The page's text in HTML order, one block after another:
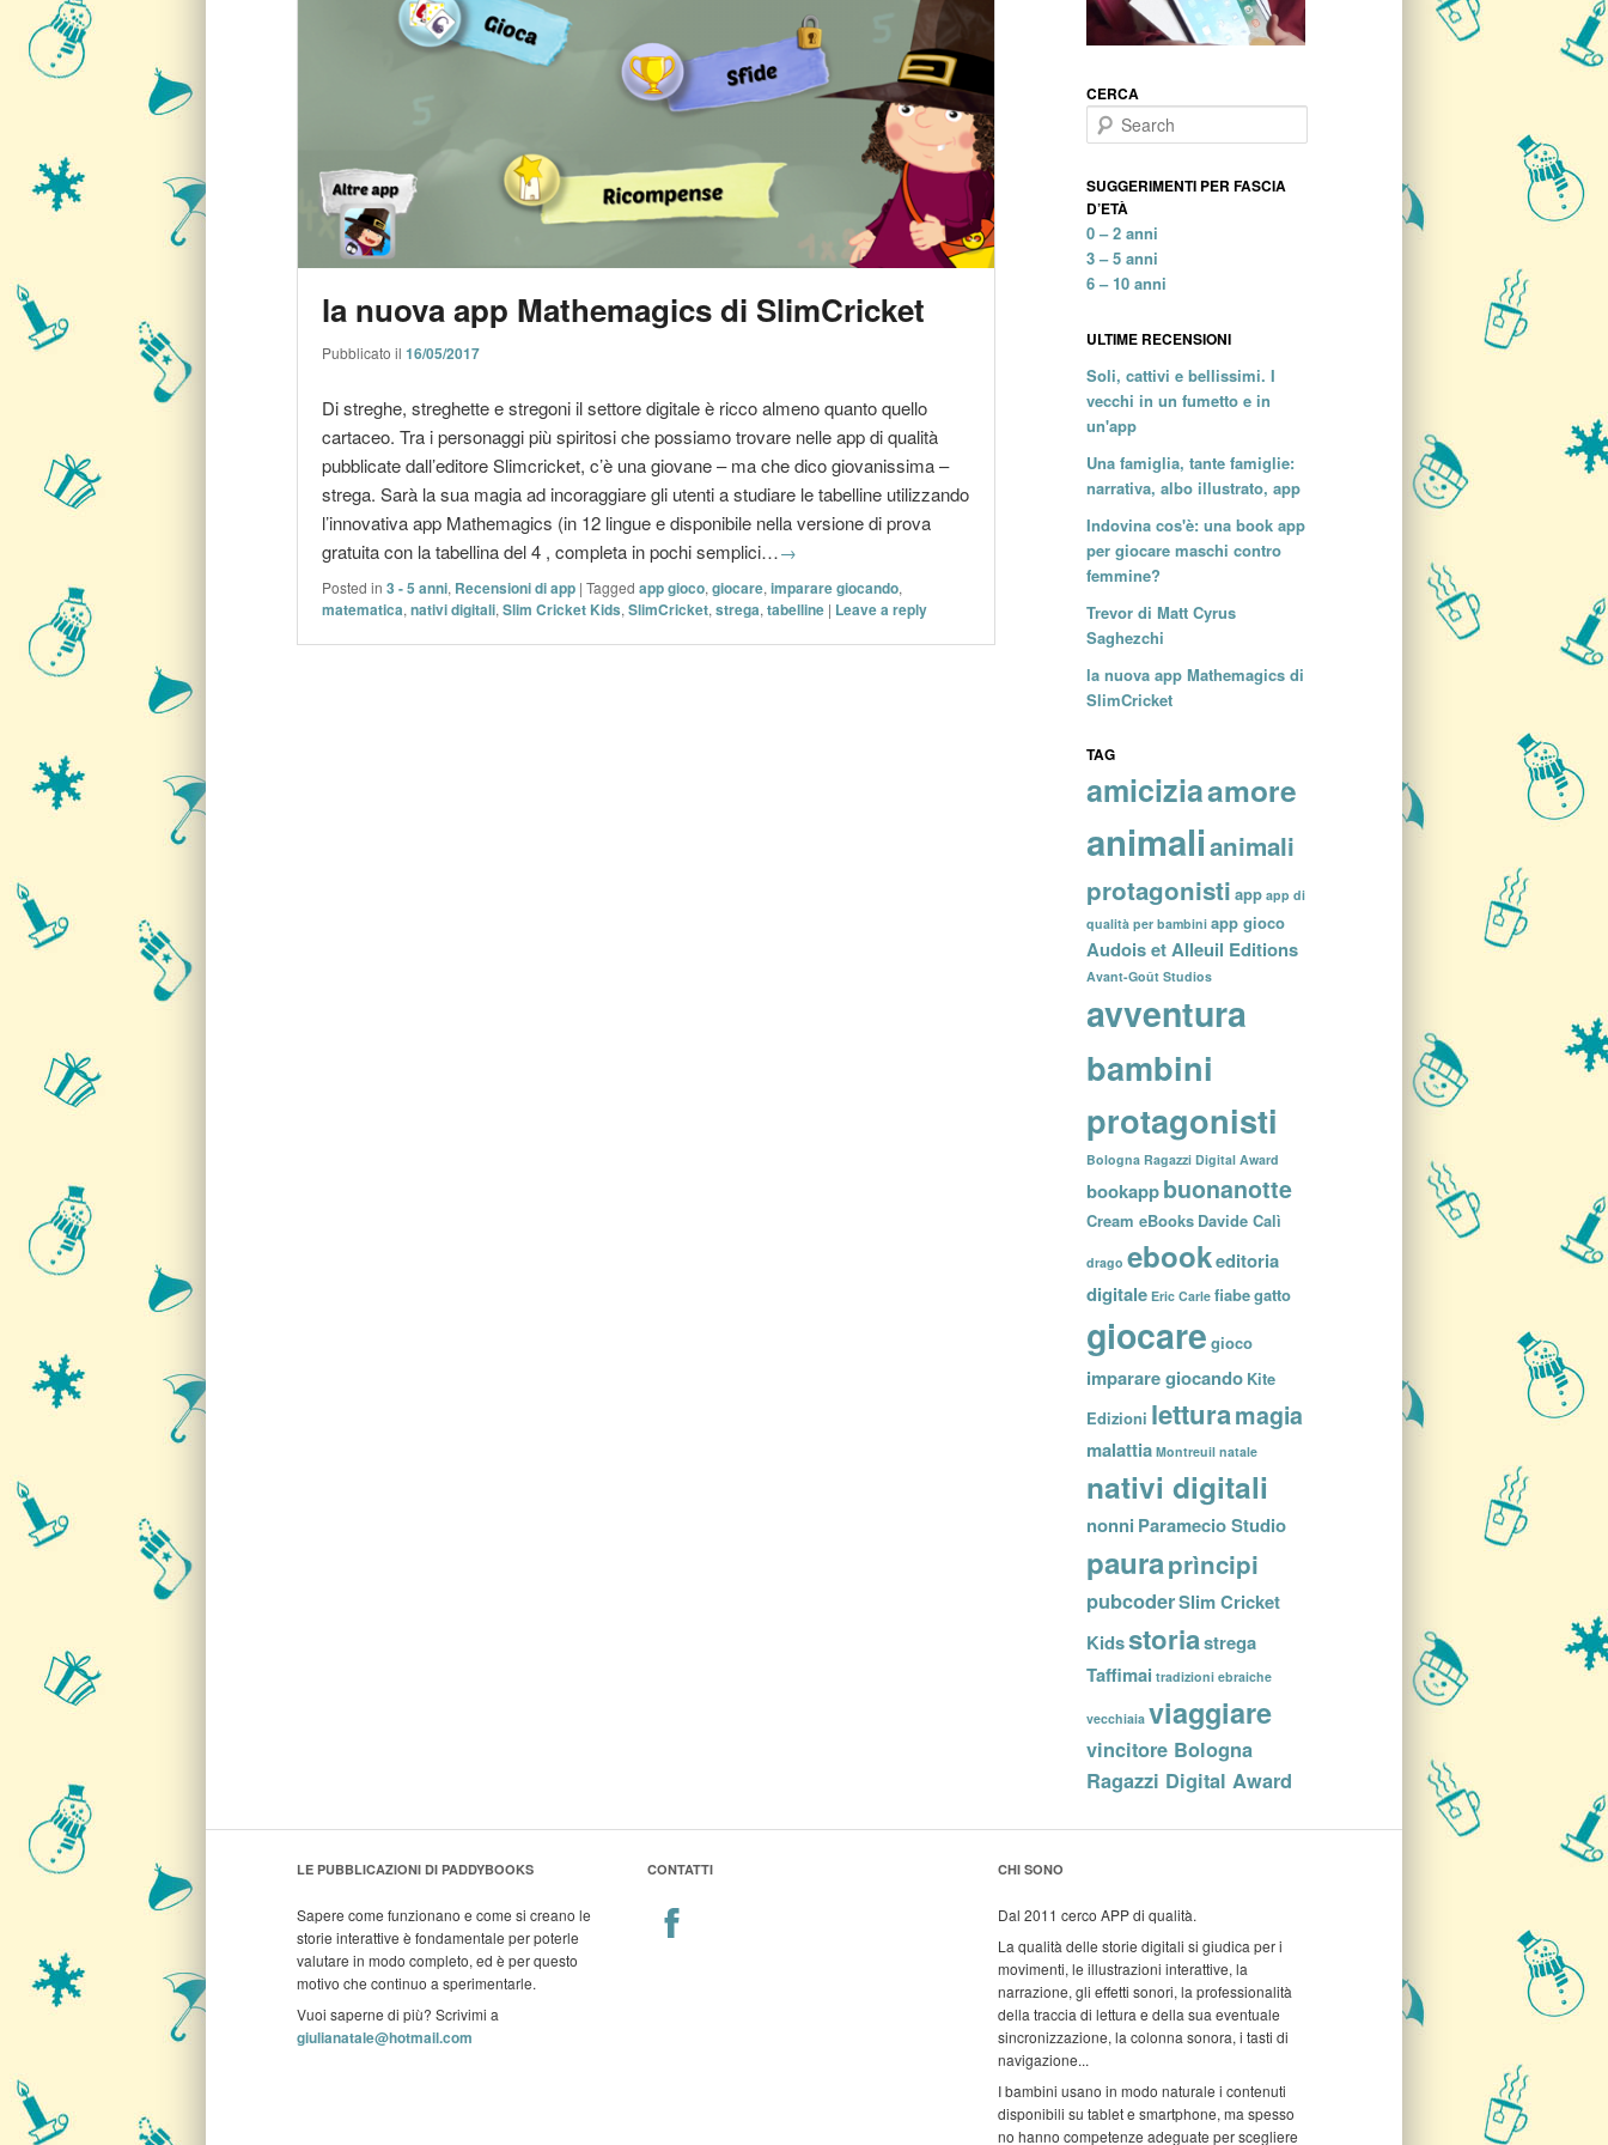
la nuova app Mathemagics di SlimCricket
Pubblicato il 16/05/2017
Di streghe, streghette e stregoni il settore digitale è ricco almeno quanto quello
cartaceo. Tra i personaggi più spiritosi che possiamo trovare nelle app di qualità
pubblicate dall’editore Slimcricket, c’è una giovane – ma che dico giovanissima –
strega. Sarà la sua magia ad incoraggiare gli utenti a studiare le tabelline utilizzando
l’innovativa app Mathemagics (in 12 lingue e disponibile nella versione di prova
gratuita con la tabellina del 4 , completa in pochi semplici…→
Posted in 3 - 5 anni, Recensioni di app | Tagged app gioco, giocare, imparare giocando,
matematica, nativi digitali, Slim Cricket Kids, SlimCricket, strega, tabelline | Leave a reply
CERCA
Search
SUGGERIMENTI PER FASCIA
D’ETÀ
0 – 2 anni
3 – 5 anni
6 – 10 anni
ULTIME RECENSIONI
Soli, cattivi e bellissimi. I
vecchi in un fumetto e in
un'app
Una famiglia, tante famiglie:
narrativa, albo illustrato, app
Indovina cos'è: una book app
per giocare maschi contro
femmine?
Trevor di Matt Cyrus
Saghezchi
la nuova app Mathemagics di
SlimCricket
TAG
amiciziaamore
animalianimali
protagonisti app app di
qualità per bambini app gioco
Audois et Alleuil Editions
Avant-Goût Studios
avventura
bambini
protagonisti
Bologna Ragazzi Digital Award
bookappbuonanotte
Cream eBooks Davide Calì
drago ebookeditoria
digitale Eric Carle fiabegatto
giocare gioco
imparare giocando Kite
Edizioni letturamagia
malattia Montreuil natale
nativi digitali
nonni Paramecio Studio
pauraprìncipi
pubcoderSlim Cricket
Kidsstoriastrega
Taffimai tradizioni ebraiche
vecchiaia viaggiare
vincitore Bologna
Ragazzi Digital Award
LE PUBBLICAZIONI DI PADDYBOOKS
Sapere come funzionano e come si creano le
storie interattive è fondamentale per poterle
valutare in modo completo, ed è per questo
motivo che continuo a sperimentarle.
Vuoi saperne di più? Scrivimi a
giulianatale@hotmail.com
CONTATTI CHI SONO
Dal 2011 cerco APP di qualità.
La qualità delle storie digitali si giudica per i
movimenti, le illustrazioni interattive, la
narrazione, gli effetti sonori, la professionalità
della traccia di lettura e della sua eventuale
sincronizzazione, la colonna sonora, i tasti di
navigazione...
I bambini usano in modo naturale i contenuti
disponibili su tablet e smartphone, ma spesso
no hanno competenze adeguate per scegliere